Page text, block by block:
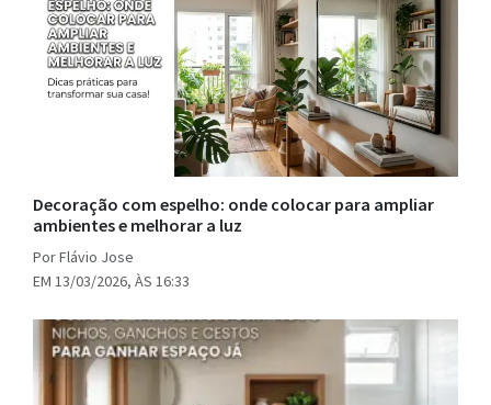
Decoração com espelho: onde colocar para ampliar
ambientes e melhorar a luz
Por Flávio Jose
EM 13/03/2026, ÀS 16:33